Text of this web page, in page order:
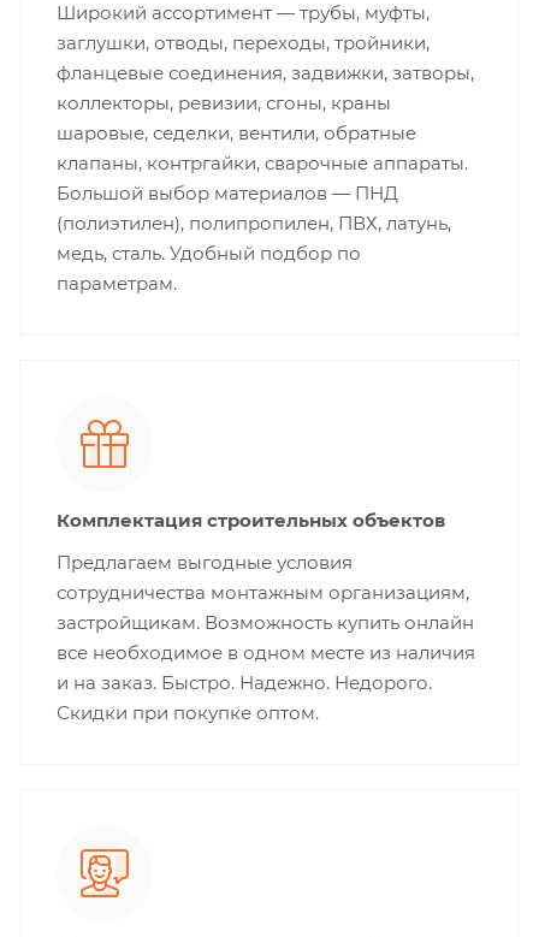
Широкий ассортимент — трубы, муфты,
заглушки, отводы, переходы, тройники,
фланцевые соединения, задвижки, затворы,
коллекторы, ревизии, сгоны, краны
шаровые, седелки, вентили, обратные
клапаны, контргайки, сварочные аппараты.
Большой выбор материалов — ПНД
(полиэтилен), полипропилен, ПВХ, латунь,
медь, сталь. Удобный подбор по
параметрам.
Комплектация строительных объектов
Предлагаем выгодные условия
сотрудничества монтажным организациям,
застройщикам. Возможность купить онлайн
все необходимое в одном месте из наличия
и на заказ. Быстро. Надежно. Недорого.
Скидки при покупке оптом.